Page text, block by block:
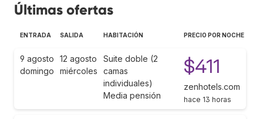
Últimas ofertas
ENTRADA SALIDA HABITACIÓN PRECIO POR NOCHE
9 agosto
domingo
12 agosto
miércoles
Suite doble (2
camas
individuales)
Media pensión
$411
zenhotels.com
hace 13 horas